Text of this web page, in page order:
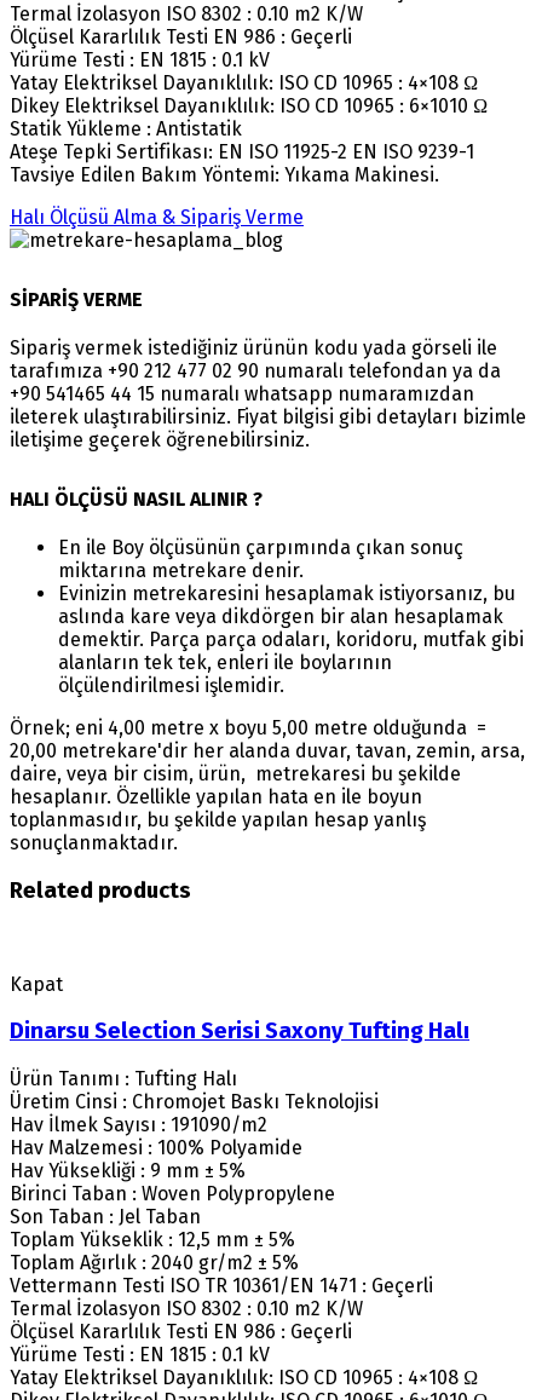
Termal İzolasyon ISO 8302 : 0.10 m2 K/W
Ölçüsel Kararlılık Testi EN 986 : Geçerli
Yürüme Testi : EN 1815 : 0.1 kV
Yatay Elektriksel Dayanıklılık: ISO CD 10965 : 4×108 Ω
Dikey Elektriksel Dayanıklılık: ISO CD 10965 : 6×1010 Ω
Statik Yükleme : Antistatik
Ateşe Tepki Sertifikası: EN ISO 11925-2 EN ISO 9239-1
Tavsiye Edilen Bakım Yöntemi: Yıkama Makinesi.
Halı Ölçüsü Alma & Sipariş Verme
SİPARİŞ VERME
Sipariş vermek istediğiniz ürünün kodu yada görseli ile
tarafımıza +90 212 477 02 90 numaralı telefondan ya da
+90 541465 44 15 numaralı whatsapp numaramızdan
ileterek ulaştırabilirsiniz. Fiyat bilgisi gibi detayları bizimle
iletişime geçerek öğrenebilirsiniz.
HALI ÖLÇÜSÜ NASIL ALINIR ?
En ile Boy ölçüsünün çarpımında çıkan sonuç
miktarına metrekare denir.
Evinizin metrekaresini hesaplamak istiyorsanız, bu
aslında kare veya dikdörgen bir alan hesaplamak
demektir. Parça parça odaları, koridoru, mutfak gibi
alanların tek tek, enleri ile boylarının
ölçülendirilmesi işlemidir.
Örnek; eni 4,00 metre x boyu 5,00 metre olduğunda =
20,00 metrekare'dir her alanda duvar, tavan, zemin, arsa,
daire, veya bir cisim, ürün, metrekaresi bu şekilde
hesaplanır. Özellikle yapılan hata en ile boyun
toplanmasıdır, bu şekilde yapılan hesap yanlış
sonuçlanmaktadır.
Related products
Kapat
Dinarsu Selection Serisi Saxony Tufting Halı
Ürün Tanımı : Tufting Halı
Üretim Cinsi : Chromojet Baskı Teknolojisi
Hav İlmek Sayısı : 191090/m2
Hav Malzemesi : 100% Polyamide
Hav Yüksekliği : 9 mm ± 5%
Birinci Taban : Woven Polypropylene
Son Taban : Jel Taban
Toplam Yükseklik : 12,5 mm ± 5%
Toplam Ağırlık : 2040 gr/m2 ± 5%
Vettermann Testi ISO TR 10361/EN 1471 : Geçerli
Termal İzolasyon ISO 8302 : 0.10 m2 K/W
Ölçüsel Kararlılık Testi EN 986 : Geçerli
Yürüme Testi : EN 1815 : 0.1 kV
Yatay Elektriksel Dayanıklılık: ISO CD 10965 : 4×108 Ω